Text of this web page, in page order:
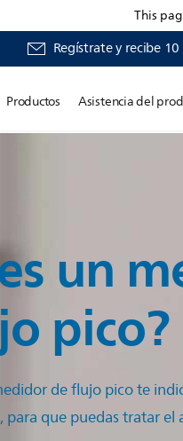
This
Regístrate y recibe
Productos Asistencia del
un
pico?
de flujo pico te
para que puedas tratar el